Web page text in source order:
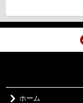
ホーム